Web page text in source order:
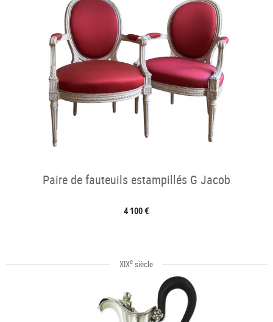
Paire de fauteuils estampillés G Jacob
4 100 €
XIXe siècle